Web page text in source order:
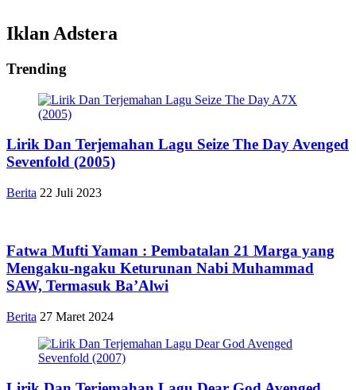
Iklan Adstera
Trending
Lirik Dan Terjemahan Lagu Seize The Day Avenged
Sevenfold (2005)
Berita 22 Juli 2023
Fatwa Mufti Yaman : Pembatalan 21 Marga yang
Mengaku-ngaku Keturunan Nabi Muhammad
SAW, Termasuk Ba’Alwi
Berita 27 Maret 2024